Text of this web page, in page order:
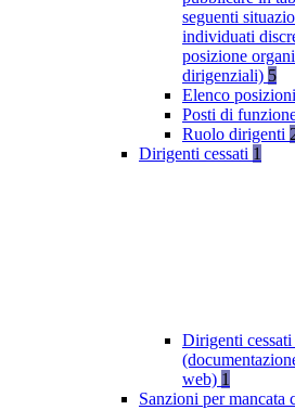
seguenti
individuati
posizione
dirigenziali) 5
Elenco
Posti di
Ruolo dirigenti
Dirigenti cessati 1
Dirigenti
web) 1
Sanzioni per mancata